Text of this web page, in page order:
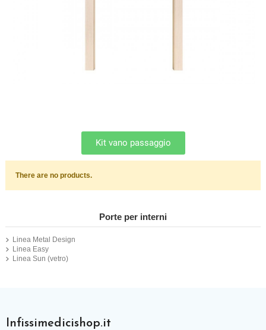
Kit vano passaggio
There are no products.
Porte per interni
Linea Metal Design
Linea Easy
Linea Sun (vetro)
Infissimedicishop.it